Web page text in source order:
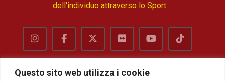
Questo sito web utilizza i cookie
dell'individuo attraverso lo Sport.